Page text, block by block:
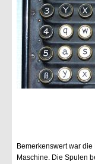
Bemerkenswert war
Maschine. Die Spulen